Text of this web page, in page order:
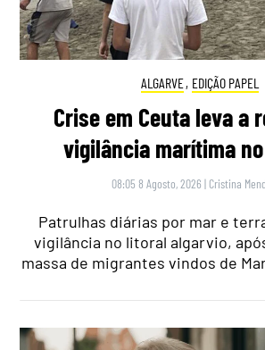
ALGARVE, EDIÇÃO PAPEL
Crise em Ceuta leva a
vigilância marítima
08:05 8 Agosto, 2026 | Cristina
Patrulhas diárias por mar e
vigilância no litoral algarvio,
massa de migrantes vindos de